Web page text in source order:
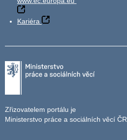
Kariéra
Zřizovatelem portálu je
Ministerstvo práce a sociálních věcí ČR